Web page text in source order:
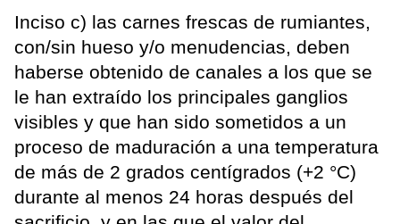
Inciso c) las carnes frescas de rumiantes,
con/sin hueso y/o menudencias, deben
haberse obtenido de canales a los que se
le han extraído los principales ganglios
visibles y que han sido sometidos a un
proceso de maduración a una temperatura
de más de 2 grados centígrados (+2 °C)
durante al menos 24 horas después del